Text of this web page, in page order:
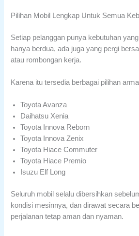
Pilihan Mobil Lengkap Untuk Semua
Setiap pelanggan punya kebutuhan
hanya berdua, ada juga yang pergi
atau rombongan kerja.
Karena itu tersedia berbagai pilihan
Toyota Avanza
Daihatsu Xenia
Toyota Innova Reborn
Toyota Innova Zenix
Toyota Hiace Commuter
Toyota Hiace Premio
Isuzu Elf Long
Seluruh mobil selalu dibersihkan
kondisi mesinnya, dan dirawat secara
perjalanan tetap aman dan nyaman.